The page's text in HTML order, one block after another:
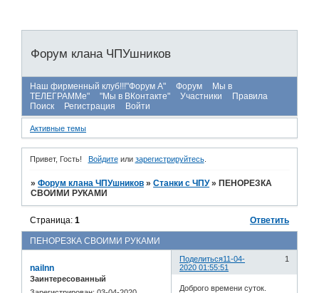
Форум клана ЧПУшников
Наш фирменный клуб!!!"Форум А" Форум
Мы в
ТЕЛЕГРАММе"
"Мы в ВКонтакте" Участники
Правила
Поиск
Регистрация Войти
Активные темы
Привет, Гость! Войдитеили зарегистрируйтесь.
»Форум клана ЧПУшников »Станки с ЧПУ » ПЕНОРЕЗКА
СВОИМИ РУКАМИ
ПЕНОРЕЗКА СВОИМИ РУКАМИ
Страница:1 Ответить
Поделиться 1
11-04-
2020 01:55:51
nailnn
Заинтересованный
Доброго времени суток.